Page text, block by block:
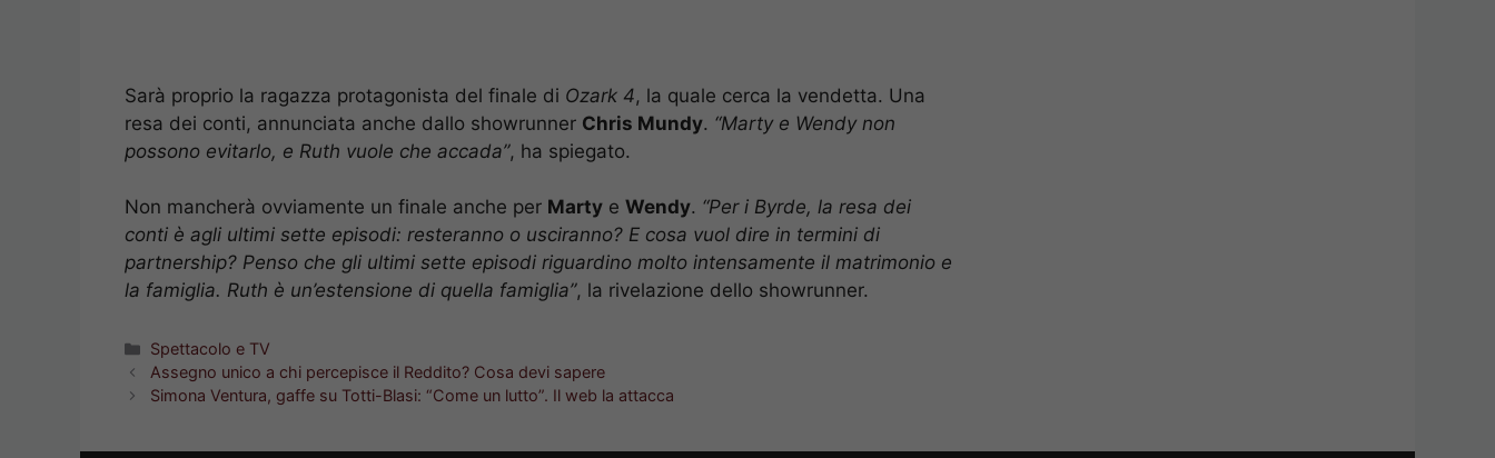
Sarà proprio la ragazza protagonista del finale di Ozark 4, la quale cerca la vendetta. Una
resa dei conti, annunciata anche dallo showrunner Chris Mundy. “Marty e Wendy non
possono evitarlo, e Ruth vuole che accada”, ha spiegato.
Non mancherà ovviamente un finale anche per Marty e Wendy. “Per i Byrde, la resa dei
conti è agli ultimi sette episodi: resteranno o usciranno? E cosa vuol dire in termini di
partnership? Penso che gli ultimi sette episodi riguardino molto intensamente il matrimonio e
la famiglia. Ruth è un’estensione di quella famiglia”, la rivelazione dello showrunner.
Categorie
Spettacolo e TV
Assegno unico a chi percepisce il Reddito? Cosa devi sapere
Simona Ventura, gaffe su Totti-Blasi: “Come un lutto”. Il web la attacca